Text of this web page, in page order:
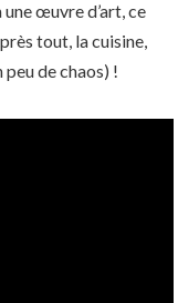
une œuvre d’art, ce
tout, la cuisine,
peu de chaos) !